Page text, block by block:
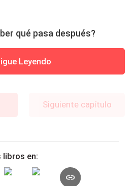
qué pasa después?
Leyendo
Siguiente capítulo
libros en: